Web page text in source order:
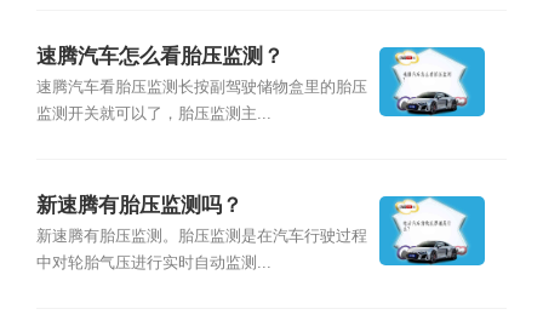
速腾汽车怎么看胎压监测？
速腾汽车看胎压监测长按副驾驶储物盒里的胎压
监测开关就可以了，胎压监测主...
新速腾有胎压监测吗？
新速腾有胎压监测。胎压监测是在汽车行驶过程
中对轮胎气压进行实时自动监测...